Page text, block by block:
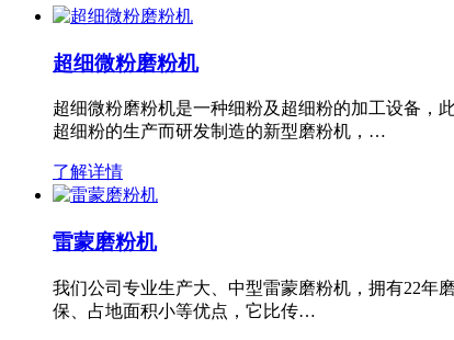
超细微粉磨粉机
超细微粉磨粉机是一种细粉及超细粉的加工设备，
超细粉的生产而研发制造的新型磨粉机，…
了解详情
雷蒙磨粉机
我们公司专业生产大、中型雷蒙磨粉机，拥有22年
保、占地面积小等优点，它比传…